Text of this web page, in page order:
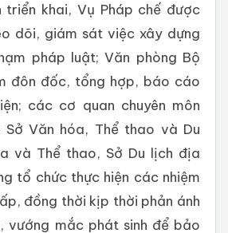
triển khai, Vụ Pháp chế được
dõi, giám sát việc xây dựng
pháp luật; Văn phòng Bộ
đôn đốc, tổng hợp, báo cáo
các cơ quan chuyên môn
Văn hóa, Thể thao và Du
và Thể thao, Sở Du lịch địa
tổ chức thực hiện các nhiệm
đồng thời kịp thời phản ánh
vướng mắc phát sinh để bảo